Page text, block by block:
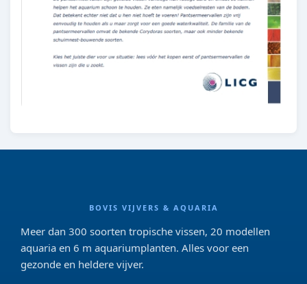
BOVIS VIJVERS & AQUARIA
Meer dan 300 soorten tropische vissen, 20 modellen
aquaria en 6 m aquariumplanten. Alles voor een
gezonde en heldere vijver.